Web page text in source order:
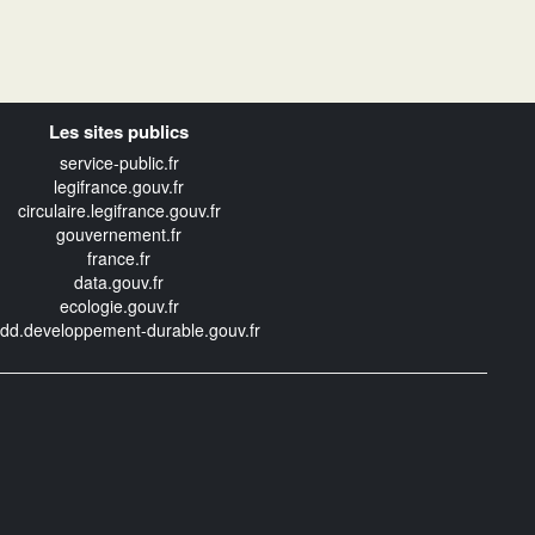
Les sites publics
service-public.fr
legifrance.gouv.fr
circulaire.legifrance.gouv.fr
gouvernement.fr
france.fr
data.gouv.fr
ecologie.gouv.fr
durable.gouv.fr